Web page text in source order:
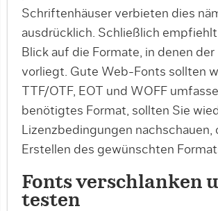
Schriftenhäuser verbieten dies
ausdrücklich. Schließlich
Blick auf die Formate, in denen der
vorliegt. Gute Web-Fonts sollten
TTF/OTF, EOT und WOFF
benötigtes Format, sollten Sie
Lizenzbedingungen nachschauen,
Erstellen des gewünschten
Fonts verschlanken
testen